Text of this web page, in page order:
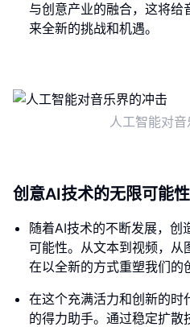
与创意产业的融合，这将
来全新的挑战和机遇。
人工智能对
创意AI技术的无限可能性
随着AI技术的不断发展，创
可能性。从文本到视频，从
在以全新的方式重塑我们的
在这个充满活力和创新的时
的得力助手。通过稳定扩散